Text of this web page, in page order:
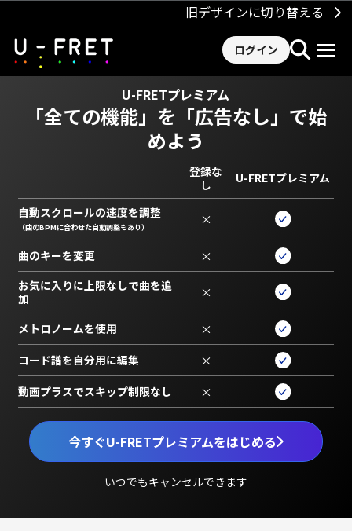
旧デザインに切り替える
ログイン
U-FRETプレミアム
「全ての機能」を 「広告なし」で始
めよう
今すぐU-FRETプレミアムをはじめる
いつでもキャンセルできます
登録な
し
U-FRETプレミアム
自動スクロールの速度を調整
（曲のBPMに合わせた自動調整もあり） ×
曲のキーを変更 ×
お気に入りに上限なしで曲を追
加
×
メトロノームを使用 ×
コード譜を自分用に編集 ×
動画プラスでスキップ制限なし ×